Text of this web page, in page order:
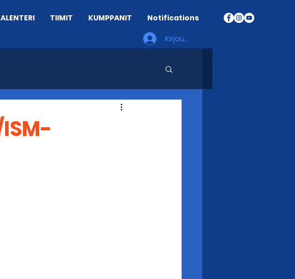
TIIMIT KUMPPANIT Notifications
Kirjaudu